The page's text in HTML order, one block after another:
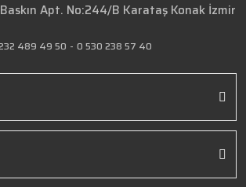
Apt. No:244/B Karataş Konak İzmir
489 49 50 - 0 530 238 57 40